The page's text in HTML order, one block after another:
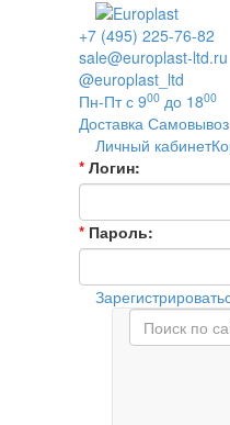
+7 (495) 225-76-82
sale@europlast-ltd.ru
@europlast_ltd
Пн-Пт с 900 до 1800
Доставка Самовывоз
Личный кабинет
* Логин:
* Пароль: